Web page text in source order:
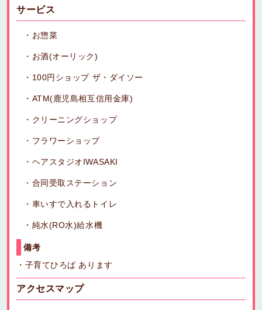
サービス
お惣菜
お酒(オーリック)
100円ショップ ザ・ダイソー
ATM(鹿児島相互信用金庫)
クリーニングショップ
フラワーショップ
ヘアスタジオIWASAKI
合同受取ステーション
車いすで入れるトイレ
純水(RO水)給水機
備考
・ 子育てひろば あります
アクセスマップ